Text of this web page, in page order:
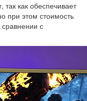
как обеспечивает
при этом стоимость
сравнении с